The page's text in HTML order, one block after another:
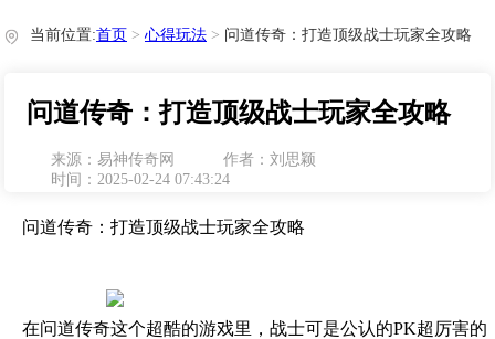
心得玩法
当前位置:首页 > 心得玩法 > 问道传奇：打造顶级战士玩家全攻略
问道传奇：打造顶级战士玩家全攻略
来源：易神传奇网
作者：刘思颖
时间：2025-02-24 07:43:24
问道传奇：打造顶级战士玩家全攻略
在问道传奇这个超酷的游戏里，战士可是公认的PK超厉害的